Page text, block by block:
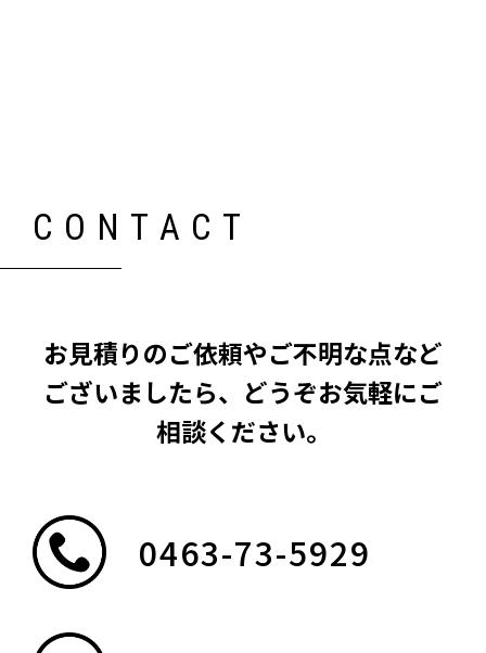
C O N T A C T
お見積りのご依頼やご不明な点など
ございましたら、 どうぞお気軽にご
相談く ださい。
0463-73-5929